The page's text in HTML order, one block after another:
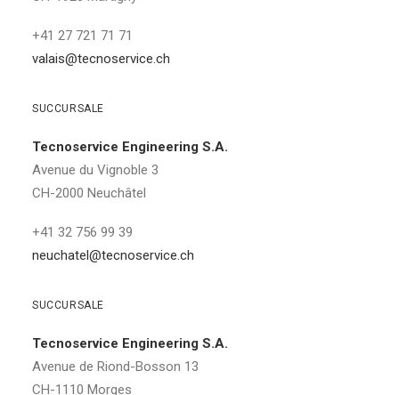
+41 27 721 71 71
valais@tecnoservice.ch
SUCCURSALE
Tecnoservice Engineering S.A.
Avenue du Vignoble 3
CH-2000 Neuchâtel
+41 32 756 99 39
neuchatel@tecnoservice.ch
SUCCURSALE
Tecnoservice Engineering S.A.
Avenue de Riond-Bosson 13
CH-1110 Morges